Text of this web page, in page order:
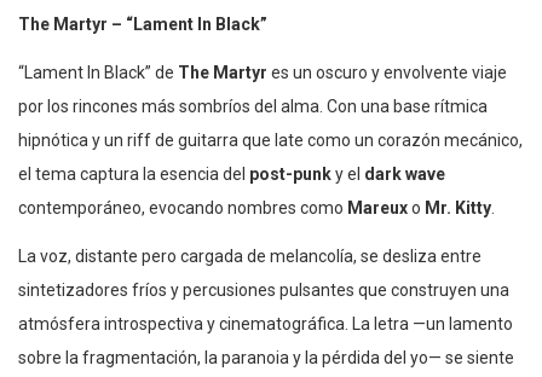
The Martyr – “Lament In Black”
“Lament In Black” de The Martyr es un oscuro y envolvente viaje
por los rincones más sombríos del alma. Con una base rítmica
hipnótica y un riff de guitarra que late como un corazón mecánico,
el tema captura la esencia del post-punky el dark wave
contemporáneo, evocando nombres como Mareuxo Mr. Kitty
La voz, distante pero cargada de melancolía, se desliza entre
sintetizadores fríos y percusiones pulsantes que construyen una
atmósfera introspectiva y cinematográfica. La letra —un lamento
sobre la fragmentación, la paranoia y la pérdida del yo— se siente